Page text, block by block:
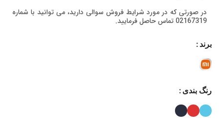
در صورتی که در مورد شرایط فروش سوالی دارید، می توانید با شماره
02167319 تماس حاصل فرمایید.
برند
رنگ بندی